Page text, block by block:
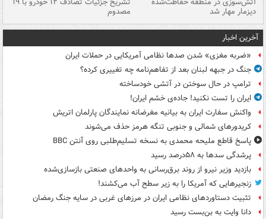
دیزمار مهار شد مصدوم
آخرین اخبار
«ضربه مغزی» شدن صدها نظامی آمریکایی در حملات ایران
جنگ در جبهه لبنان بعد از تفاهم‌نامه چه تغییری کرده؟
ترامپ در حال سوختن در آتشی خودساخته
ایران را تست نکنید! جاده‌ی خشم ایران!
واکنش سفارت ایران به بیانیه مغرضانه نمایندگان پارلمان اتریش
کریدورهای شمالی و جنوبی تنگه هرمز حذف می‌شوند
پاسخ قاطع ملیحه محمدی به نسخه تسلیم‌طلبی روی آنتن BBC
پرشدگی سدها به ۵۸درصد رسید
بازدید وزیر نیرو از روند برق‌رسانی به واحدهای صنعتی بازسازی‌شده
زنجیرهایی که آمریکا را به زیر سطح آب می‌کشند!
تثبیت دستاوردهای نظامی ایران در مرزهای غربی در سایه جنگ رمضان
دانا وایت به بن‌بست رسید